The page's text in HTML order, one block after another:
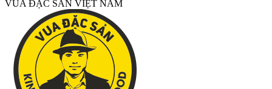
VUA ĐẶC SẢN VIỆT NAM